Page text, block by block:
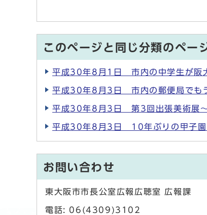
このページと同じ分類のペー
平成30年8月1日 市内の中学生が阪
平成30年8月3日 市内の郵便局でも
平成30年8月3日 第3回出張美術展
平成30年8月3日 10年ぶりの甲子園
お問い合わせ
東大阪市市長公室広報広聴室 広報課
電話: 06(4309)3102